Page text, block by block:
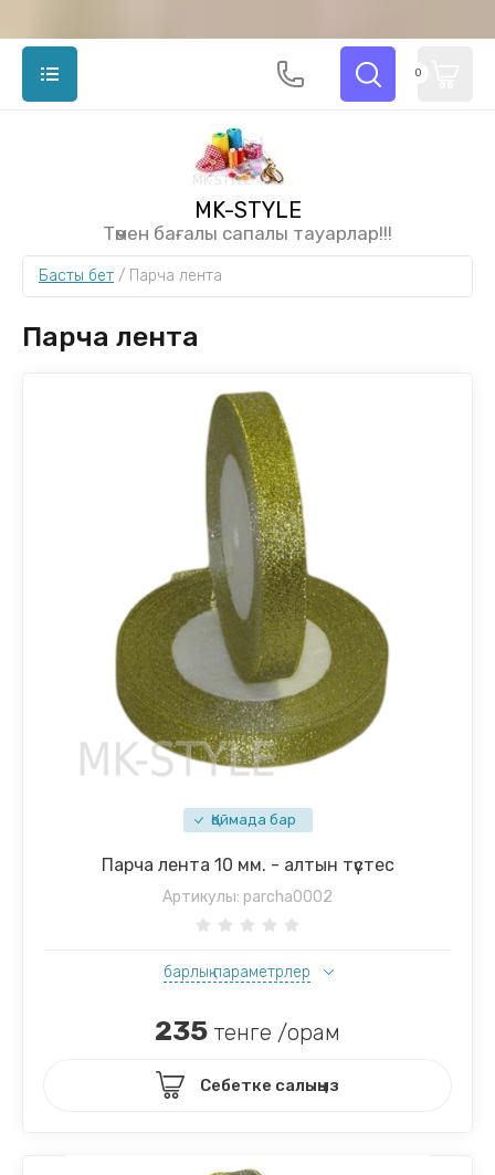
MK-STYLE
Төмен бағалы сапалы тауарлар!!!
0
Басты бет / Парча лента
Парча лента
Қоймада бар
Парча лента 10 мм. - алтын түстес
Артикулы: parcha0002
барлық параметрлер
235 тенге /орам
Себетке салыңыз